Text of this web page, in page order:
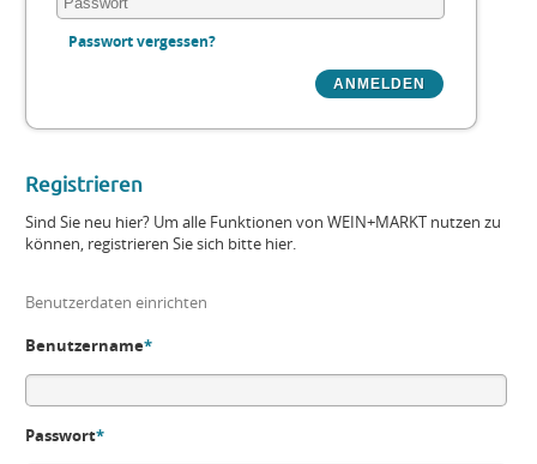
Passwort vergessen?
Registrieren
Sind Sie neu hier? Um alle Funktionen von WEIN+MARKT nutzen zu
können, registrieren Sie sich bitte hier.
Benutzerdaten einrichten
Benutzername*
Passwort*